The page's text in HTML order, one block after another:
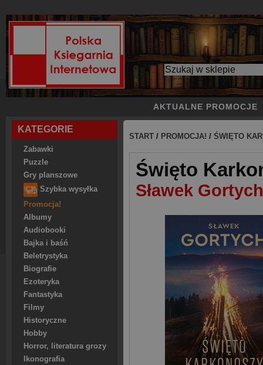
AKTUALNE PROMOCJE
KATEGORIE
Zabawki
Puzzle
Gry planszowe
Szybka wysyłka
Promocja!
Albumy
Audiobooki
Bajka i baśń
Beletrystyka
Biografie
Ezoteryka
Fantastyka
Filmy
Historyczne
Hobby
Horror, literatura grozy
Ikonografia
START / PROMOCJA! / ŚWIĘTO
Święto
Sławek Gortych